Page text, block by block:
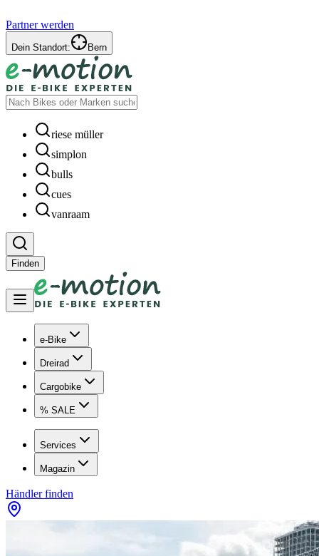
Partner werden
Dein Standort: Bern
riese müller
simplon
bulls
cues
vanraam
Finden
e-Bike
Dreirad
Cargobike
% SALE
Services
Magazin
Händler finden